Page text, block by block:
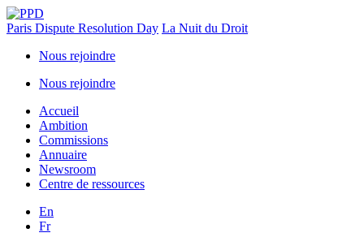
Paris Dispute Resolution Day La Nuit du Droit
Nous rejoindre
Nous rejoindre
Accueil
Ambition
Commissions
Annuaire
Newsroom
Centre de ressources
En
Fr